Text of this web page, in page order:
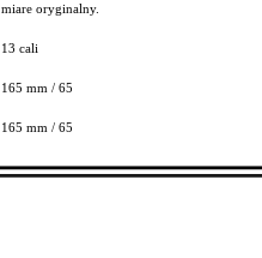
miare oryginalny.
13 cali
165 mm / 65
165 mm / 65